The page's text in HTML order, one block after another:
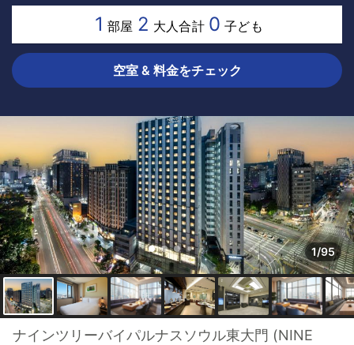
1 部屋 2 大人合計 0 子ども
空室 & 料金をチェック
1/95
ナインツリーバイパルナスソウル東大門 (NINE